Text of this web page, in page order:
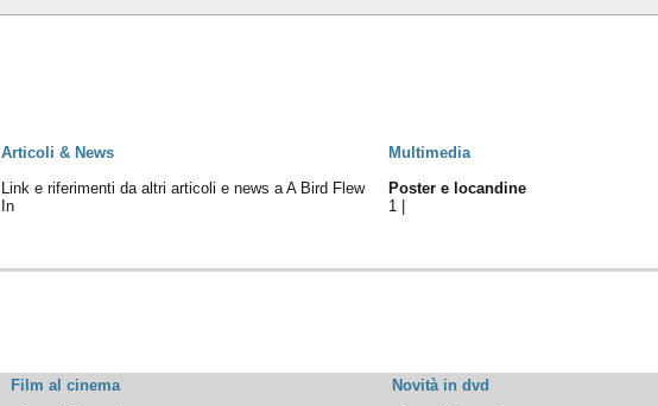
Articoli & News Multimedia
Link e riferimenti da altri articoli e news a A Bird Flew
In
Poster e locandine
1
Film al cinema Novità in dvd